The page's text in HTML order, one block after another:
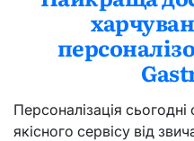
Персоналізація
якісного сервісу від